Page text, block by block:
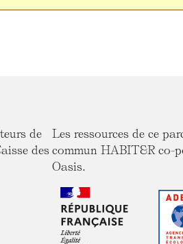
de
des
Les ressources de ce
commun HABIT&R co-
Oasis.